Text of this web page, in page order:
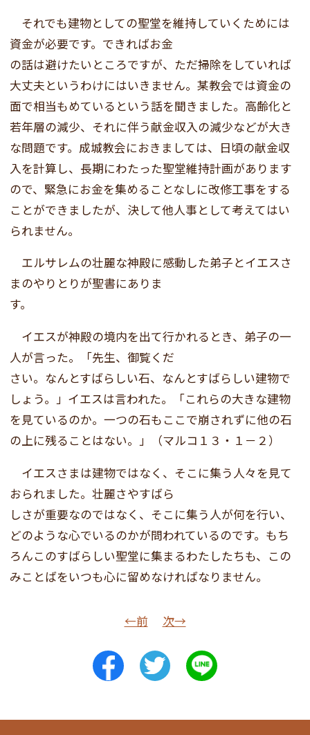
それでも建物としての聖堂を維持していくためには
資金が必要です。できればお金
の話は避けたいところですが、ただ掃除をしていれば
大丈夫というわけにはいきません。某教会では資金の
面で相当もめているという話を聞きました。高齢化と
若年層の減少、それに伴う献金収入の減少などが大き
な問題です。成城教会におきましては、日頃の献金収
入を計算し、長期にわたった聖堂維持計画があります
ので、緊急にお金を集めることなしに改修工事をする
ことができましたが、決して他人事として考えてはい
られません。
エルサレムの壮麗な神殿に感動した弟子とイエスさ
まのやりとりが聖書にありま
す。
イエスが神殿の境内を出て行かれるとき、弟子の一
人が言った。「先生、御覧くだ
さい。なんとすばらしい石、なんとすばらしい建物で
しょう。」イエスは言われた。「これらの大きな建物
を見ているのか。一つの石もここで崩されずに他の石
の上に残ることはない。」（マルコ１３・１－２）
イエスさまは建物ではなく、そこに集う人々を見て
おられました。壮麗さやすばら
しさが重要なのではなく、そこに集う人が何を行い、
どのような心でいるのかが問われているのです。もち
ろんこのすばらしい聖堂に集まるわたしたちも、この
みことばをいつも心に留めなければなりません。
←前 次→